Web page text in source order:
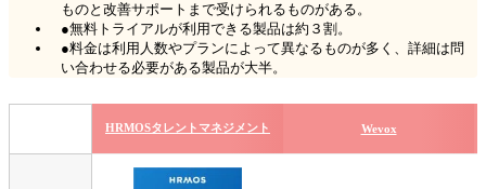
ものと改善サポートまで受けられるものがある。
●無料トライアルが利用できる製品は約３割。
●料金は利用人数やプランによって異なるものが多く、詳細は問
い合わせる必要がある製品が大半。
HRMOSタレントマネジメント Wevox